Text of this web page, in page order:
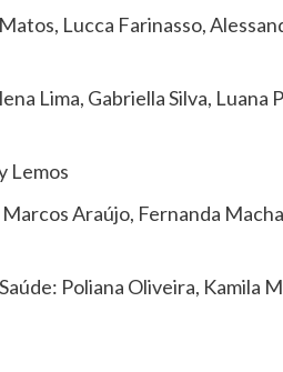
Lucca Farinasso,
Lima, Gabriella Silva, Luana
Lemos
Araújo, Fernanda
Poliana Oliveira, Kamila